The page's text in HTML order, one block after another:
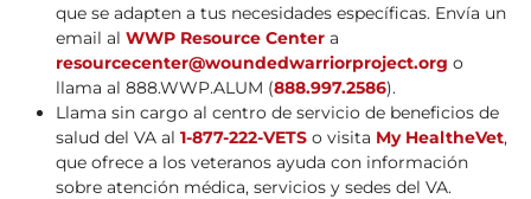
que se adapten a tus necesidades específicas. Envía un
email al WWP Resource Center a
resourcecenter@woundedwarriorproject.org o
llama al 888.WWP.ALUM (888.997.2586).
Llama sin cargo al centro de servicio de beneficios de
salud del VA al 1-877-222-VETS o visita My HealtheVet,
que ofrece a los veteranos ayuda con información
sobre atención médica, servicios y sedes del VA.